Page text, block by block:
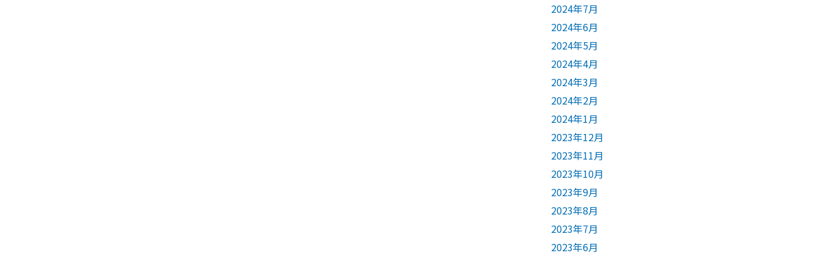
2024年7月
2024年6月
2024年5月
2024年4月
2024年3月
2024年2月
2024年1月
2023年12月
2023年11月
2023年10月
2023年9月
2023年8月
2023年7月
2023年6月